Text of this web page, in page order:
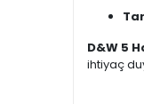
D&W 5
ihtiyaç